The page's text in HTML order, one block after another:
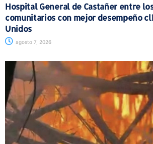
Hospital General de Castañer entre
comunitarios con mejor desempeño
Unidos
agosto 7, 2026